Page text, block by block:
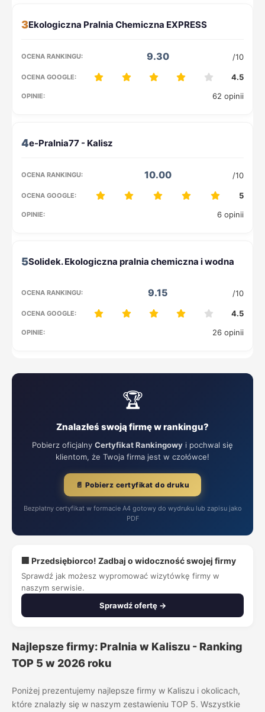
3
9.30 /10
4.5
62 opinii
4
10.00 /10
5
6 opinii
5
9.15 /10
4.5
26 opinii
🏆
Znalazłeś swoją firmę w rankingu?
Pobierz oficjalny Certyfikat Rankingowy i pochwal się
klientom, że Twoja firma jest w czołówce!
📄 Pobierz certyfikat do druku
Bezpłatny certyfikat w formacie A4 gotowy do wydruku lub zapisu jako
PDF
🏢 Przedsiębiorco! Zadbaj o widoczność swojej firmy
Sprawdź jak możesz wypromować wizytówkę firmy w
naszym serwisie.
Sprawdź ofertę →
Najlepsze firmy: Pralnia w Kaliszu - Ranking
TOP 5 w 2026 roku
Poniżej prezentujemy najlepsze firmy w Kaliszu i okolicach,
które znalazły się w naszym zestawieniu TOP 5. Wszystkie